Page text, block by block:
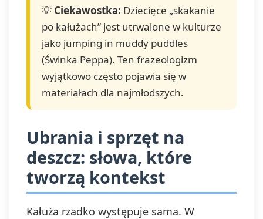
💡 Ciekawostka: Dziecięce „skakanie
po kałużach” jest utrwalone w kulturze
jako jumping in muddy puddles
(Świnka Peppa). Ten frazeologizm
wyjątkowo często pojawia się w
materiałach dla najmłodszych.
Ubrania i sprzęt na
deszcz: słowa, które
tworzą kontekst
Kałuża rzadko występuje sama. W